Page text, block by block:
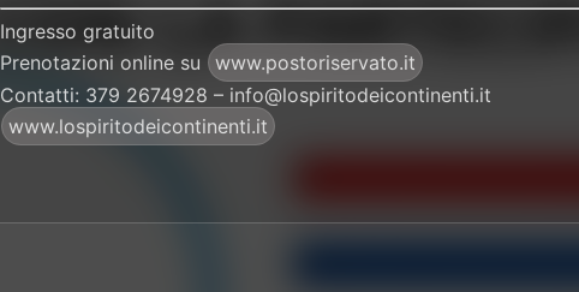
Ingresso gratuito
Prenotazioni online su
www.postoriservato.it
Contatti: 379 2674928 – info@lospiritodeicontinenti.it
www.lospiritodeicontinenti.it